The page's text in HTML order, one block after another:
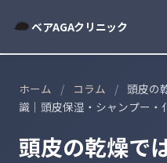
ベアAGAクリニック
ホーム / コラム / 頭皮の
識｜頭皮保湿・シャンプー・
頭皮の乾燥で